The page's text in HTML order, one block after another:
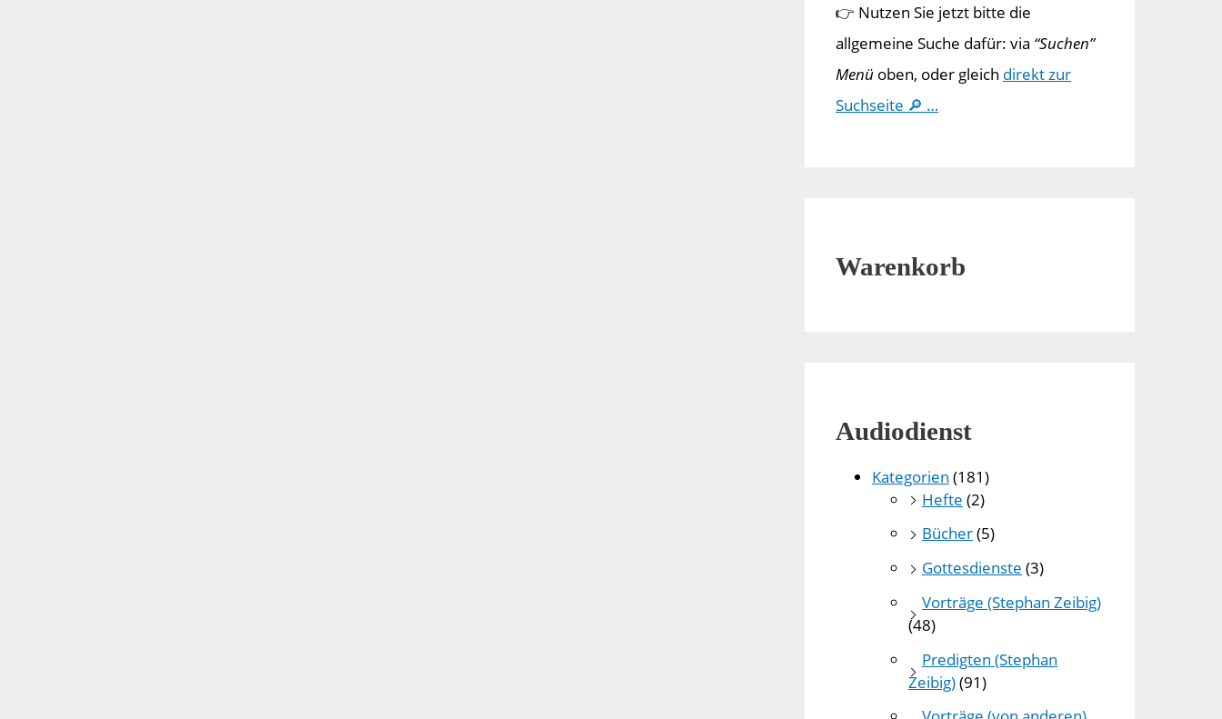
👉 Nutzen Sie jetzt bitte die
allgemeine Suche dafür: via “Suchen”
Menü oben, oder gleich direkt zur
Suchseite 🔎 …
Warenkorb
Audiodienst
Kategorien (181)
Hefte (2)
Bücher(5)
Gottesdienste (3)
Vorträge (Stephan Zeibig)
(48)
Predigten (Stephan
Zeibig)(91)